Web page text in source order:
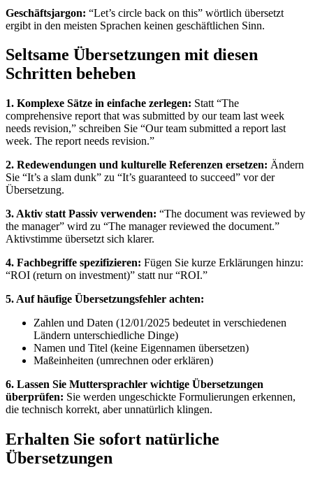
Geschäftsjargon: “Let’s circle back on this” wörtlich übersetzt
ergibt in den meisten Sprachen keinen geschäftlichen Sinn.
Seltsame Übersetzungen mit diesen
Schritten beheben
1. Komplexe Sätze in einfache zerlegen: Statt “The
comprehensive report that was submitted by our team last week
needs revision,” schreiben Sie “Our team submitted a report last
week. The report needs revision.”
2. Redewendungen und kulturelle Referenzen ersetzen: Ändern
Sie “It’s a slam dunk” zu “It’s guaranteed to succeed” vor der
Übersetzung.
3. Aktiv statt Passiv verwenden: “The document was reviewed by
the manager” wird zu “The manager reviewed the document.”
Aktivstimme übersetzt sich klarer.
4. Fachbegriffe spezifizieren: Fügen Sie kurze Erklärungen hinzu:
“ROI (return on investment)” statt nur “ROI.”
5. Auf häufige Übersetzungsfehler achten:
Zahlen und Daten (12/01/2025 bedeutet in verschiedenen
Ländern unterschiedliche Dinge)
Namen und Titel (keine Eigennamen übersetzen)
Maßeinheiten (umrechnen oder erklären)
6. Lassen Sie Muttersprachler wichtige Übersetzungen
überprüfen: Sie werden ungeschickte Formulierungen erkennen,
die technisch korrekt, aber unnatürlich klingen.
Erhalten Sie sofort natürliche
Übersetzungen